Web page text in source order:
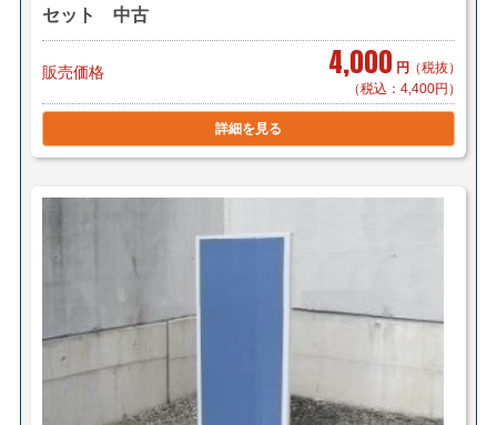
セット 中古
販売価格 4,000 円 （税抜）
（税込：4,400円）
詳細を見る